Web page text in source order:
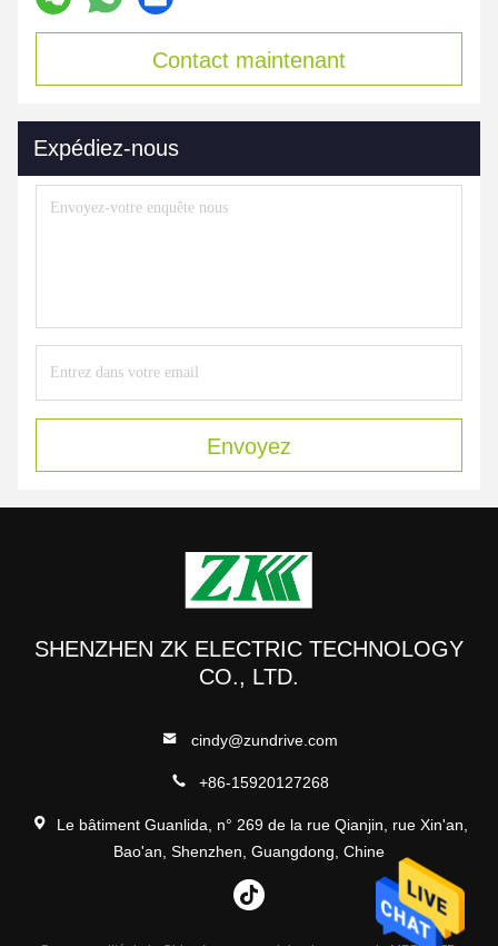
Contact maintenant
Expédiez-nous
Envoyez
SHENZHEN ZK ELECTRIC TECHNOLOGY
CO., LTD.
cindy@zundrive.com
+86-15920127268
Le bâtiment Guanlida, n° 269 de la rue Qianjin, rue Xin'an,
Bao'an, Shenzhen, Guangdong, Chine